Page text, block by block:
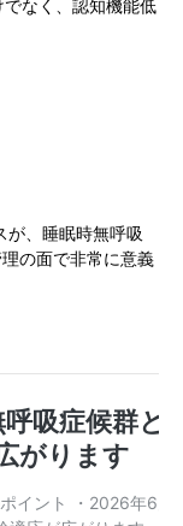
なく、認知機能低
が、睡眠時無呼吸
の面で非常に意義